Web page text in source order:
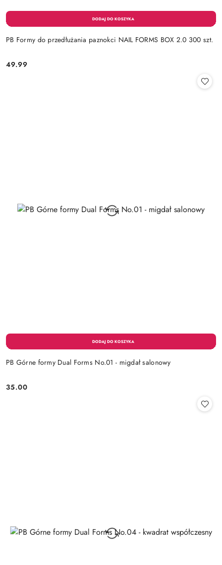
PB Formy do przedłużania paznokci NAIL FORMS BOX 2.0 300 szt.
Cena:
49.99
PB Górne formy Dual Forms No.01 - migdał salonowy
Cena:
35.00